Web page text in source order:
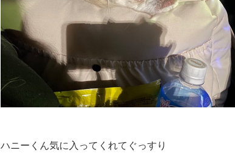
ハニーくん気に入ってくれてぐっすり